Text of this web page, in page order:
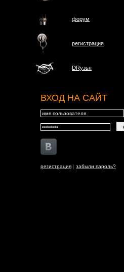
форум
регистрация
DRузья
ВХОД НА САЙТ
регистрация | забыли пароль?